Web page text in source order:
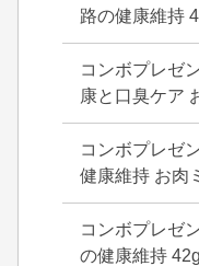
路の健康維持
コンボプレゼ
康と口臭ケア
コンボプレゼ
健康維持 お肉
コンボプレゼ
の健康維持 42g